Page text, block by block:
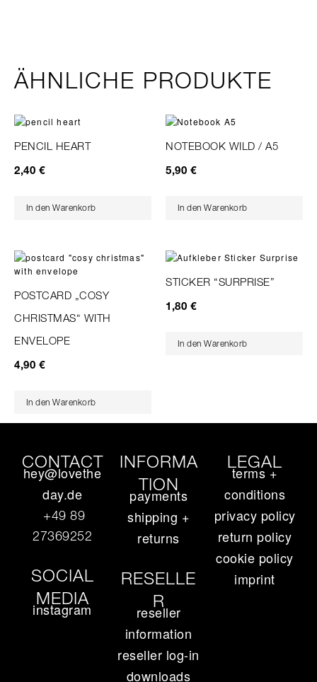
ÄHNLICHE PRODUKTE
PENCIL HEART
2,40 €
In den Warenkorb
NOTEBOOK WILD / A5
5,90 €
In den Warenkorb
POSTCARD „COSY
CHRISTMAS“ WITH
ENVELOPE
4,90 €
In den Warenkorb
STICKER “SURPRISE”
1,80 €
In den Warenkorb
CONTACT
hey@lovethe
day.de
+49 89
27369252‬
SOCIAL
MEDIA
instagram
INFORMA
TION
payments
shipping +
returns
RESELLE
R
reseller
information
reseller log-in
downloads
LEGAL
terms +
conditions
privacy policy
return policy
cookie policy
imprint